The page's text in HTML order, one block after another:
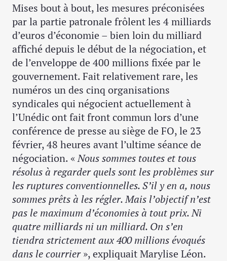
Mises bout à bout, les mesures préconisées
par la partie patronale frôlent les 4 milliards
d’euros d’économie – bien loin du milliard
affiché depuis le début de la négociation, et
de l’enveloppe de 400 millions fixée par le
gouvernement. Fait relativement rare, les
numéros un des cinq organisations
syndicales qui négocient actuellement à
l’Unédic ont fait front commun lors d’une
conférence de presse au siège de FO, le 23
février, 48 heures avant l’ultime séance de
négociation. «Nous sommes toutes et tous
résolus à regarder quels sont les problèmes sur
les ruptures conventionnelles. S’il y en a, nous
sommes prêts à les régler. Mais l’objectif n’est
pas le maximum d’économies à tout prix. Ni
quatre milliards ni un milliard. On s’en
tiendra strictement aux 400 millions évoqués
dans le courrier», expliquait Marylise Léon.